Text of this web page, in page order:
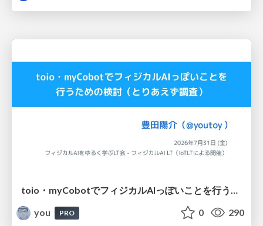
toio・myCobotでフィジカルAIっぽいことを行うための検討（とりあえず調査） / フィジカルAI LT（IoTLTによる開催）
you
PRO 0 290